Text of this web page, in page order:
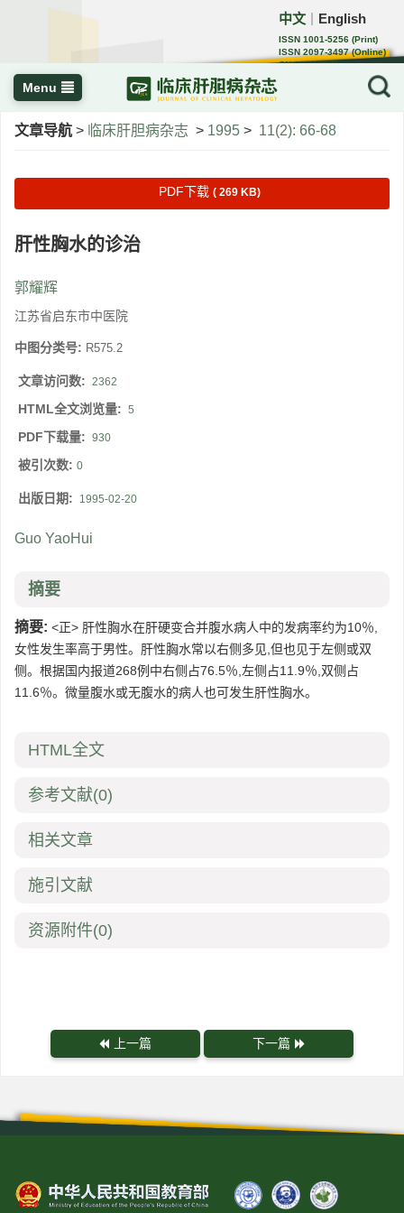
中文 English
ISSN 1001-5256 (Print)
ISSN 2097-3497 (Online)
CN 22-1108/R
Menu
文章导航 > 临床肝胆病杂志 > 1995 > 11(2): 66-68
PDF下载 ( 269 KB)
肝性胸水的诊治
郭耀辉
江苏省启东市中医院
中图分类号: R575.2
文章访问数: 2362
HTML全文浏览量: 5
PDF下载量: 930
被引次数: 0
出版日期: 1995-02-20
Guo YaoHui
摘要
摘要: <正> 肝性胸水在肝硬变合并腹水病人中的发病率约为10％,
女性发生率高于男性。肝性胸水常以右侧多见,但也见于左侧或双
侧。根据国内报道268例中右侧占76.5％,左侧占11.9％,双侧占
11.6％。微量腹水或无腹水的病人也可发生肝性胸水。
HTML全文
参考文献(0)
相关文章
施引文献
资源附件(0)
上一篇 下一篇